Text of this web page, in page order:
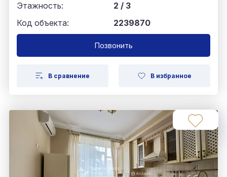
Этажность:
2 / 3
Код объекта:
2239870
Позвонить
В сравнение В избранное